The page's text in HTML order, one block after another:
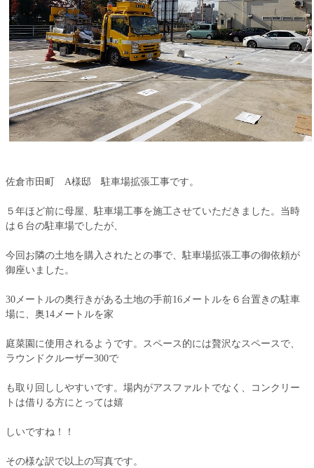
佐倉市田町 A様邸 駐車場拡張工事です。
５年ほど前に母屋、駐車場工事を施工させていただきました。当時
は６台の駐車場でしたが、
今回お隣の土地を購入されたとの事で、駐車場拡張工事の御依頼が
御座いました。
30メートルの奥行きがある土地の手前16メートルを６台置きの駐車
場に、奥14メートルを家
庭菜園に使用されるようです。スペース的には贅沢なスペースで、
ラウンドクルーザー300で
も取り回ししやすいです。場内がアスファルトでなく、コンクリー
トは借りる方にとっては嬉
しいですね！！
その様な訳で以上の写真です。